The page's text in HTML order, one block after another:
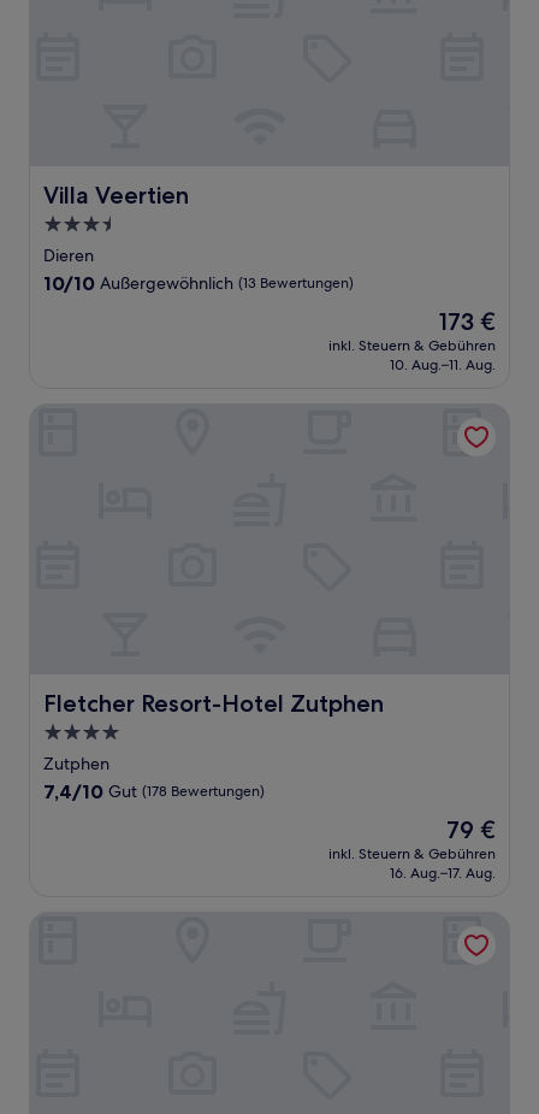
Villa Veertien
Villa Veertien
3.5-
Sterne-
Unterkunft
Dieren
10.0
10/10 Außergewöhnlich (13 Bewertungen)
Der
Preis
beträgt
173 €
inkl. Steuern & Gebühren
10. Aug.–11. Aug.
Fletcher Resort-Hotel Zutphen
Fletcher Resort-Hotel Zutphen
4.0-
Sterne-
Unterkunft
Zutphen
7.4
7,4/10 Gut (178 Bewertungen)
Der
Preis
beträgt
79 €
inkl. Steuern & Gebühren
16. Aug.–17. Aug.